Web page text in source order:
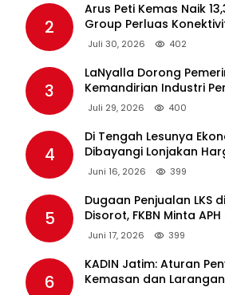
2
Arus Peti Kemas Naik
Group Perluas
Juli 30, 2026 402
3
LaNyalla Dorong
Kemandirian Industri
Lewat PT PAL
Juli 29, 2026 400
4
Di Tengah Lesunya
Dibayangi Lonjakan
Juni 16, 2026 399
5
Dugaan Penjualan LKS
Disorot, FKBN Minta
Pendidikan Bertindak
Juni 17, 2026 399
6
KADIN Jatim: Aturan
Kemasan dan